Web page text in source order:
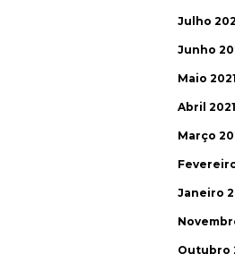
Julho
Junho
Maio 2021
Abril 2021
Março
Janeiro
Outubro